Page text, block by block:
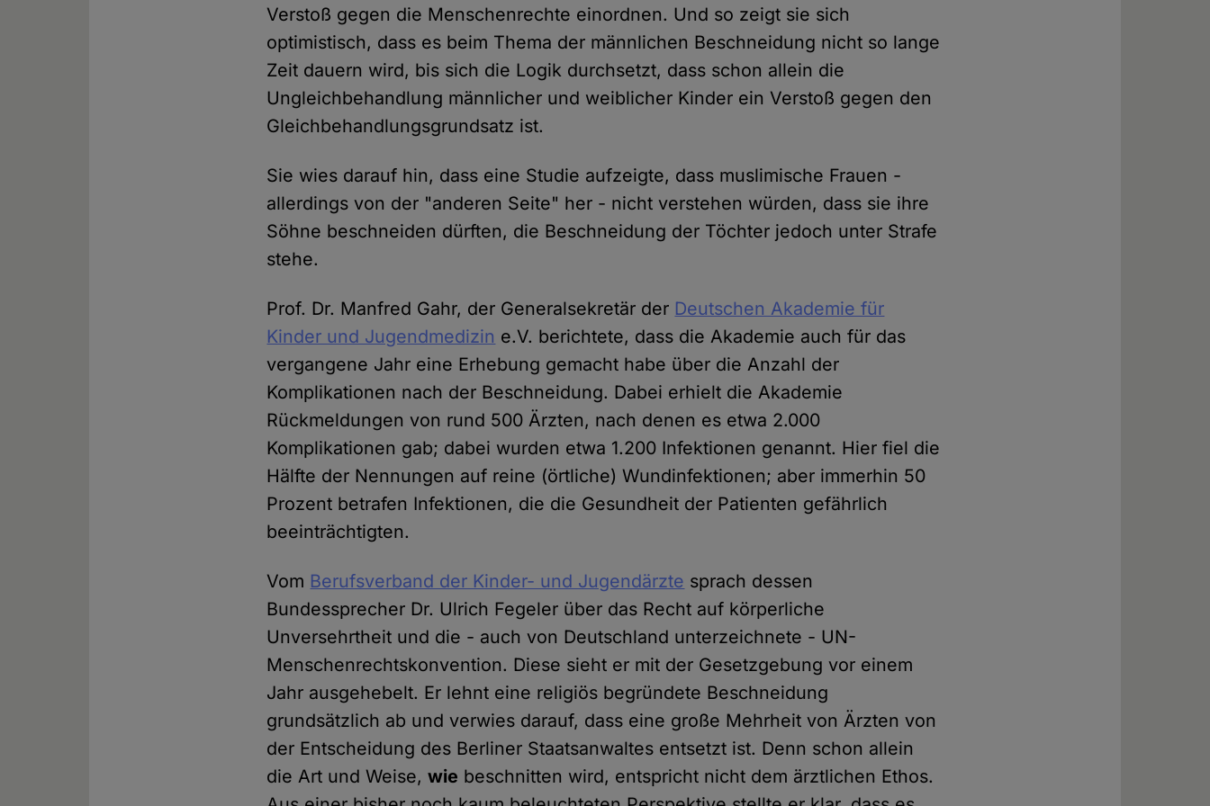
Verstoß gegen die Menschenrechte einordnen. Und so zeigt sie sich
optimistisch, dass es beim Thema der männlichen Beschneidung nicht so lange
Zeit dauern wird, bis sich die Logik durchsetzt, dass schon allein die
Ungleichbehandlung männlicher und weiblicher Kinder ein Verstoß gegen den
Gleichbehandlungsgrundsatz ist.
Sie wies darauf hin, dass eine Studie aufzeigte, dass muslimische Frauen -
allerdings von der "anderen Seite" her - nicht verstehen würden, dass sie ihre
Söhne beschneiden dürften, die Beschneidung der Töchter jedoch unter Strafe
stehe.
Prof. Dr. Manfred Gahr, der Generalsekretär der Deutschen Akademie für
Kinder und Jugendmedizin e.V. berichtete, dass die Akademie auch für das
vergangene Jahr eine Erhebung gemacht habe über die Anzahl der
Komplikationen nach der Beschneidung. Dabei erhielt die Akademie
Rückmeldungen von rund 500 Ärzten, nach denen es etwa 2.000
Komplikationen gab; dabei wurden etwa 1.200 Infektionen genannt. Hier fiel die
Hälfte der Nennungen auf reine (örtliche) Wundinfektionen; aber immerhin 50
Prozent betrafen Infektionen, die die Gesundheit der Patienten gefährlich
beeinträchtigten.
Vom Berufsverband der Kinder- und Jugendärzte sprach dessen
Bundessprecher Dr. Ulrich Fegeler über das Recht auf körperliche
Unversehrtheit und die - auch von Deutschland unterzeichnete - UN-
Menschenrechtskonvention. Diese sieht er mit der Gesetzgebung vor einem
Jahr ausgehebelt. Er lehnt eine religiös begründete Beschneidung
grundsätzlich ab und verwies darauf, dass eine große Mehrheit von Ärzten von
der Entscheidung des Berliner Staatsanwaltes entsetzt ist. Denn schon allein
die Art und Weise,wie beschnitten wird, entspricht nicht dem ärztlichen Ethos.